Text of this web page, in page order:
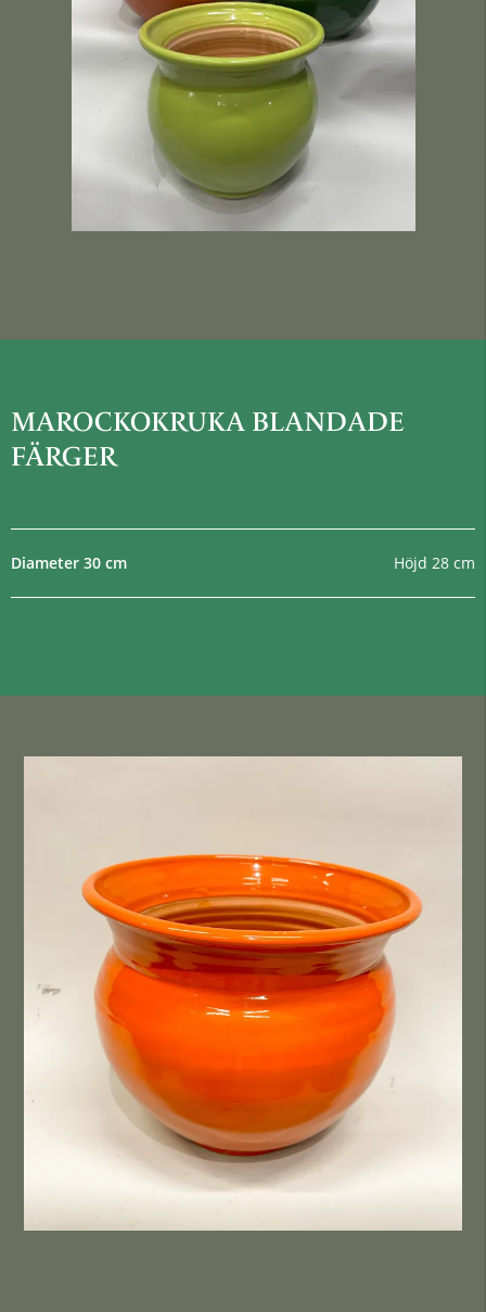
MAROCKOKRUKA BLANDADE
FÄRGER
Diameter 30 cm Höjd 28 cm